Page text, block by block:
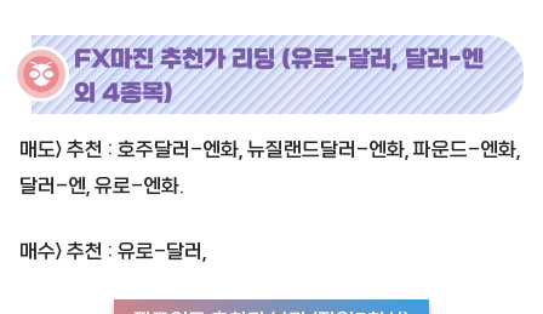
FX마진 추천가 리딩 (유로-달러, 달러-엔
외 4종목)
매도> 추천 : 호주달러-엔화, 뉴질랜드달러-엔화, 파운드-엔화,
달러-엔, 유로-엔화.
매수> 추천 : 유로-달러,